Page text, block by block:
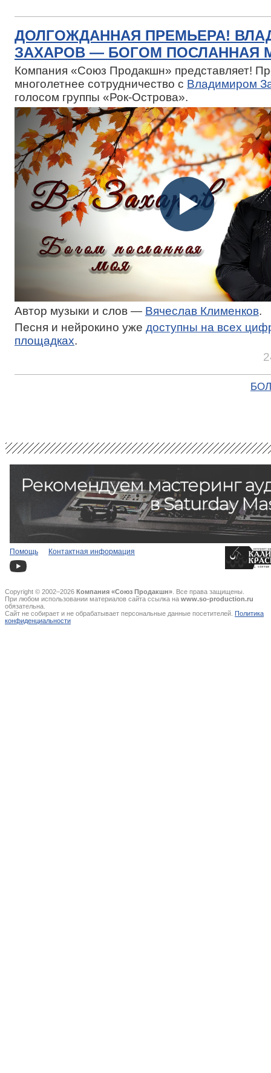
ДОЛГОЖДАННАЯ ПРЕМЬЕРА!
ЗАХАРОВ — БОГОМ ПОСЛАННАЯ
Компания «Союз Продакшн» представляет!
многолетнее сотрудничество с Владимиром
голосом группы «Рок-Острова».
Автор музыки и слов — Вячеслав Клименков.
Песня и нейрокино уже доступны на всех
площадках.
Помощь Контактная информация
Copyright © 2002–2026 Компания «Союз Продакшн» . Все права защищены.
При любом использовании материалов сайта ссылка на www.so-production.ru
обязательна.
Сайт не собирает и не обрабатывает персональные данные посетителей. Политика
конфиденциальности